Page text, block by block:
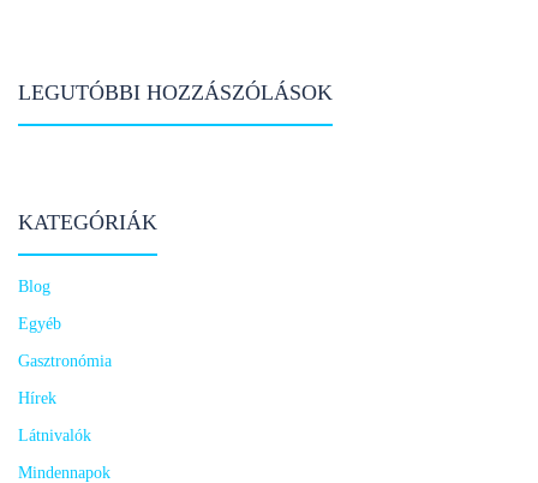
LEGUTÓBBI HOZZÁSZÓLÁSOK
KATEGÓRIÁK
Blog
Egyéb
Gasztronómia
Hírek
Látnivalók
Mindennapok